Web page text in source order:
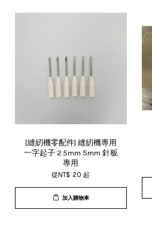
[縫紉機零配件] 縫紉機專用
一字起子 2.5mm 5mm 針板
專用
從NT$ 20起
加入購物車